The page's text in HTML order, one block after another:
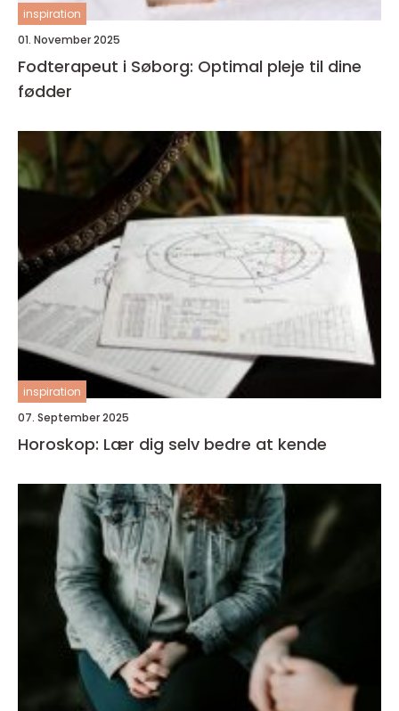
inspiration
01. November 2025
Fodterapeut i Søborg: Optimal pleje til dine
fødder
inspiration
07. September 2025
Horoskop: Lær dig selv bedre at kende